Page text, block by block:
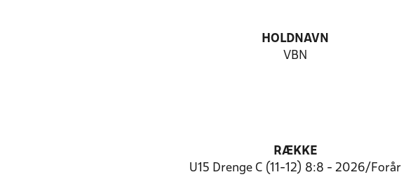
HOLDNAVN
VBN
RÆKKE
U15 Drenge C (11-12) 8:8 - 2026/Forår